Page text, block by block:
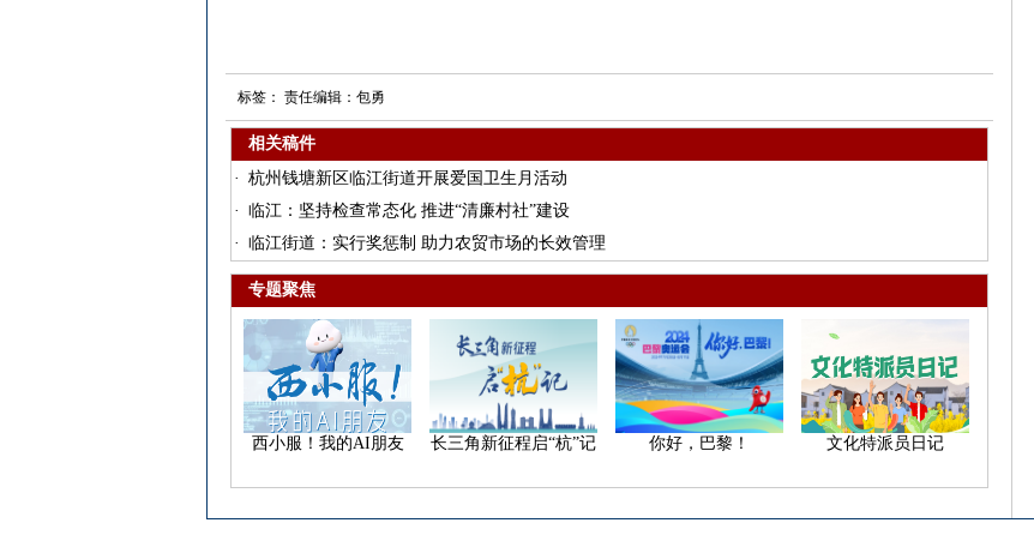
标签： 责任编辑：包勇
相关稿件
· 杭州钱塘新区临江街道开展爱国卫生月活动
· 临江：坚持检查常态化 推进“清廉村社”建设
· 临江街道：实行奖惩制 助力农贸市场的长效管理
专题聚焦
西小服！我的AI朋友 长三角新征程启“杭”记 你好，巴黎！ 文化特派员日记